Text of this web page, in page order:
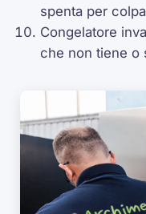
spenta per
Congelatore
che non tiene o